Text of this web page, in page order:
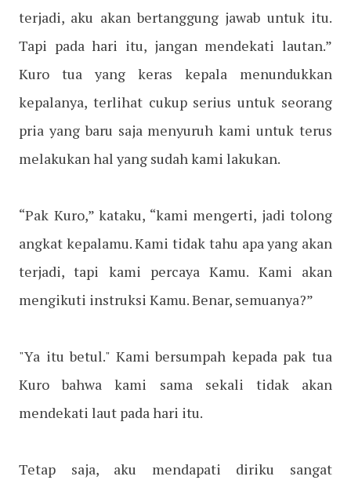
terjadi, aku akan bertanggung jawab untuk itu.
Tapi pada hari itu, jangan mendekati lautan.”
Kuro tua yang keras kepala menundukkan
kepalanya, terlihat cukup serius untuk seorang
pria yang baru saja menyuruh kami untuk terus
melakukan hal yang sudah kami lakukan.
“Pak Kuro,” kataku, “kami mengerti, jadi tolong
angkat kepalamu. Kami tidak tahu apa yang akan
terjadi, tapi kami percaya Kamu. Kami akan
mengikuti instruksi Kamu. Benar, semuanya?”
"Ya itu betul." Kami bersumpah kepada pak tua
Kuro bahwa kami sama sekali tidak akan
mendekati laut pada hari itu.
Tetap saja, aku mendapati diriku sangat